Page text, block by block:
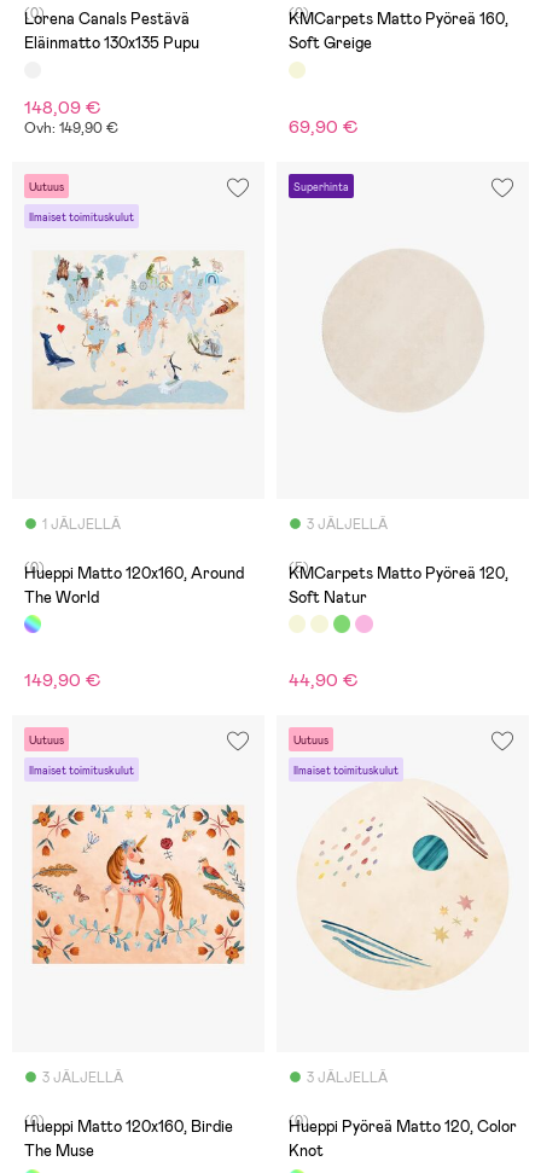
(0)
Lorena Canals Pestävä
Eläinmatto 130x135 Pupu
148,09 €
Ovh: 149,90 €
(0)
KMCarpets Matto Pyöreä 160,
Soft Greige
69,90 €
Uutuus
Ilmaiset toimituskulut
1 JÄLJELLÄ
(0)
Hueppi Matto 120x160, Around
The World
149,90 €
Superhinta
3 JÄLJELLÄ
(5)
KMCarpets Matto Pyöreä 120,
Soft Natur
44,90 €
Uutuus
Ilmaiset toimituskulut
3 JÄLJELLÄ
(0)
Hueppi Matto 120x160, Birdie
The Muse
Uutuus
Ilmaiset toimituskulut
3 JÄLJELLÄ
(0)
Hueppi Pyöreä Matto 120, Color
Knot